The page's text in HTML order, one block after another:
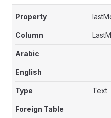
Text